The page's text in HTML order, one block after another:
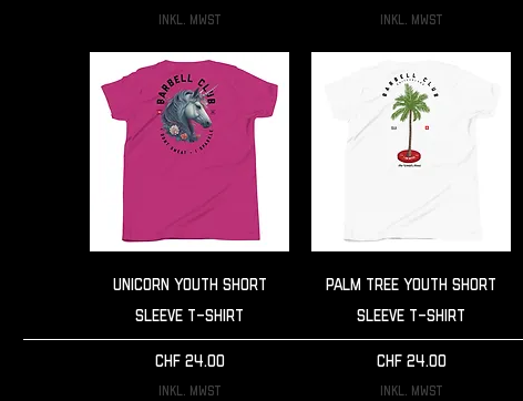
inkl. MwSt inkl. MwSt
Schnellansicht
Unicorn Youth Short
Sleeve T-Shirt
Preis
CHF 24.00
inkl. MwSt
Schnellansicht
Palm Tree Youth Short
Sleeve T-Shirt
Preis
CHF 24.00
inkl. MwSt